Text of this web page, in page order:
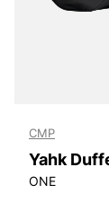
CMP
ONE